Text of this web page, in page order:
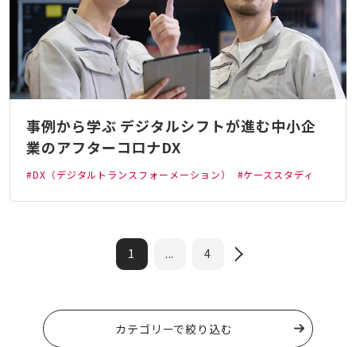
事例から学ぶ デジタルシフトが進む中小企
業のアフターコロナDX
#DX（デジタルトランスフォーメーション） #ケーススタディ
1 ... 4
カテゴリーで絞り込む